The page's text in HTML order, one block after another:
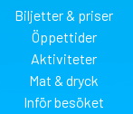
Biljetter & priser
Öppettider
Aktiviteter
Mat & dryck
Inför besöket